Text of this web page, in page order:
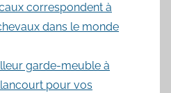
correspondent à
dans le monde
garde-meuble à
pour vos